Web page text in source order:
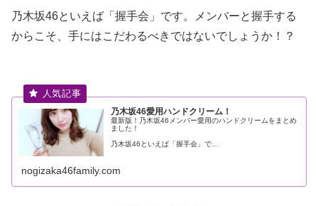
乃木坂46といえば「握手会」です。メンバーと握手する
からこそ、手にはこだわるべきではないでしょうか！？
乃木坂46愛用ハンドクリーム！
最新版！乃木坂46メンバー愛用のハンドクリームをまとめ
ました！
乃木坂46といえば「握手会」で…
nogizaka46family.com